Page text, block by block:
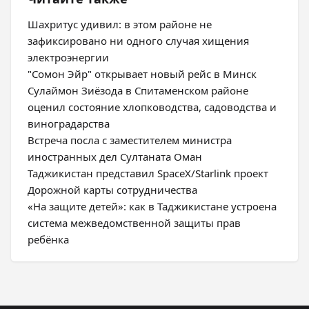
Шахритус удивил: в этом районе не
зафиксировано ни одного случая хищения
электроэнергии
"Сомон Эйр" открывает новый рейс в Минск
Сулаймон Зиёзода в Спитаменском районе
оценил состояние хлопководства, садоводства и
виноградарства
Встреча посла с заместителем министра
иностранных дел Султаната Оман
Таджикистан представил SpaceX/Starlink проект
Дорожной карты сотрудничества
«На защите детей»: как в Таджикистане устроена
система межведомственной защиты прав
ребёнка